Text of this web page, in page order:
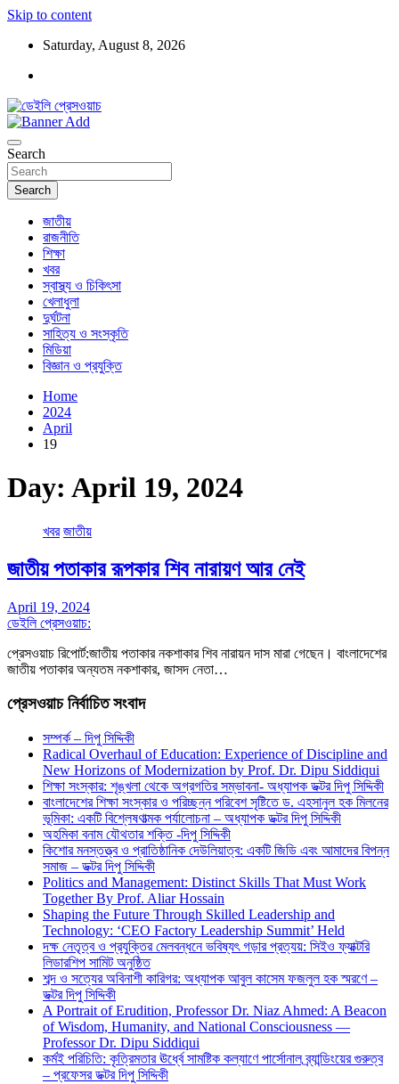
Skip to content
Saturday, August 8, 2026
ডেইলি প্রেসওয়াচ
Search
Search
জাতীয়
রাজনীতি
শিক্ষা
খবর
স্বাস্থ্য ও চিকিৎসা
খেলাধুলা
দুর্ঘটনা
সাহিত্য ও সংস্কৃতি
মিডিয়া
বিজ্ঞান ও প্রযুক্তি
Home
2024
April
19
Day: April 19, 2024
খবর জাতীয়
জাতীয় পতাকার রূপকার শিব নারায়ণ আর নেই
April 19, 2024
ডেইলি প্রেসওয়াচ:
প্রেসওয়াচ রিপোর্ট:জাতীয় পতাকার নকশাকার শিব নারায়ন দাস মারা গেছেন। বাংলাদেশের
জাতীয় পতাকার অন্যতম নকশাকার, জাসদ নেতা…
প্রেসওয়াচ নির্বাচিত সংবাদ
সম্পর্ক – দিপু সিদ্দিকী
Radical Overhaul of Education: Experience of Discipline and
New Horizons of Modernization by Prof. Dr. Dipu Siddiqui
শিক্ষা সংস্কার: শৃঙ্খলা থেকে অগ্রগতির সম্ভাবনা- অধ্যাপক ডক্টর দিপু সিদ্দিকী
বাংলাদেশের শিক্ষা সংস্কার ও পরিচ্ছন্ন পরিবেশ সৃষ্টিতে ড. এহসানুল হক মিলনের
ভূমিকা: একটি বিশ্লেষণাত্মক পর্যালোচনা – অধ্যাপক ডক্টর দিপু সিদ্দিকী
অহমিকা বনাম যৌথতার শক্তি -দিপু সিদ্দিকী
কিশোর মনস্তত্ত্ব ও প্রাতিষ্ঠানিক দেউলিয়াত্ব: একটি জিডি এবং আমাদের বিপন্ন
সমাজ – ডক্টর দিপু সিদ্দিকী
Politics and Management: Distinct Skills That Must Work
Together By Prof. Aliar Hossain
Shaping the Future Through Skilled Leadership and
Technology: ‘CEO Factory Leadership Summit’ Held
দক্ষ নেতৃত্ব ও প্রযুক্তির মেলবন্ধনে ভবিষ্যৎ গড়ার প্রত্যয়: সিইও ফ্যাক্টরি
লিডারশিপ সামিট অনুষ্ঠিত
শব্দ ও সত্যের অবিনাশী কারিগর: অধ্যাপক আবুল কাসেম ফজলুল হক স্মরণে –
ডক্টর দিপু সিদ্দিকী
A Portrait of Erudition, Professor Dr. Niaz Ahmed: A Beacon
of Wisdom, Humanity, and National Consciousness —
Professor Dr. Dipu Siddiqui
কর্মই পরিচিতি: কৃত্রিমতার ঊর্ধ্বে সামষ্টিক কল্যাণে পার্সোনাল ব্র্যান্ডিংয়ের গুরুত্ব
– প্রফেসর ডক্টর দিপু সিদ্দিকী